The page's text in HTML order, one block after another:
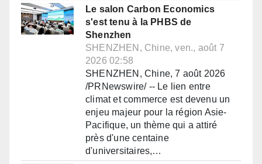
Le salon Carbon Economics
s'est tenu à la PHBS de
Shenzhen
SHENZHEN, Chine, ven., août 7
2026 02:58
SHENZHEN, Chine, 7 août 2026
/PRNewswire/ -- Le lien entre
climat et commerce est devenu un
enjeu majeur pour la région Asie-
Pacifique, un thème qui a attiré
près d'une centaine
d'universitaires,…